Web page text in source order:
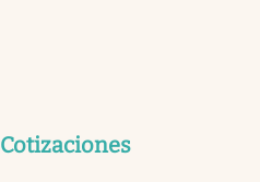
Cotizaciones